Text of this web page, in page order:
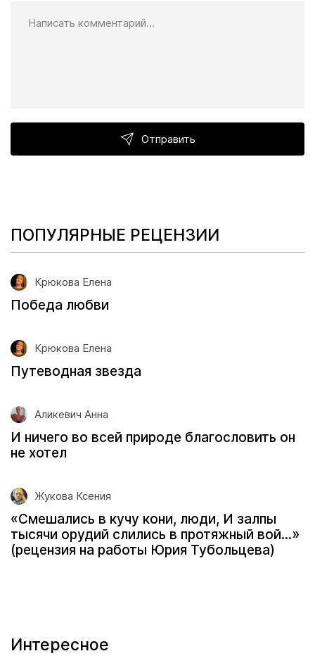
Отправить
ПОПУЛЯРНЫЕ РЕЦЕНЗИИ
Крюкова Елена
Победа любви
Крюкова Елена
Путеводная звезда
Аликевич Анна
И ничего во всей природе благословить он
не хотел
Жукова Ксения
«Смешались в кучу кони, люди, И залпы
тысячи орудий слились в протяжный вой...»
(рецензия на работы Юрия Тубольцева)
Интересное